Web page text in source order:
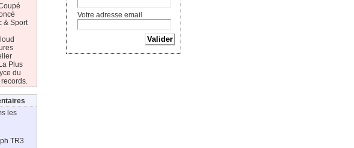
& Sport
Plus
du
les
TR3
Votre adresse email